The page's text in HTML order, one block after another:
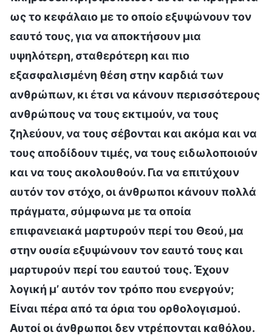
ως το κεφάλαιο με το οποίο εξυψώνουν τον
εαυτό τους, για να αποκτήσουν μια
υψηλότερη, σταθερότερη και πιο
εξασφαλισμένη θέση στην καρδιά των
ανθρώπων, κι έτσι να κάνουν περισσότερους
ανθρώπους να τους εκτιμούν, να τους
ζηλεύουν, να τους σέβονται και ακόμα και να
τους αποδίδουν τιμές, να τους ειδωλοποιούν
και να τους ακολουθούν. Για να επιτύχουν
αυτόν τον στόχο, οι άνθρωποι κάνουν πολλά
πράγματα, σύμφωνα με τα οποία
επιφανειακά μαρτυρούν περί του Θεού, μα
στην ουσία εξυψώνουν τον εαυτό τους και
μαρτυρούν περί του εαυτού τους. Έχουν
λογική μ’ αυτόν τον τρόπο που ενεργούν;
Είναι πέρα από τα όρια του ορθολογισμού.
Αυτοί οι άνθρωποι δεν ντρέπονται καθόλου.